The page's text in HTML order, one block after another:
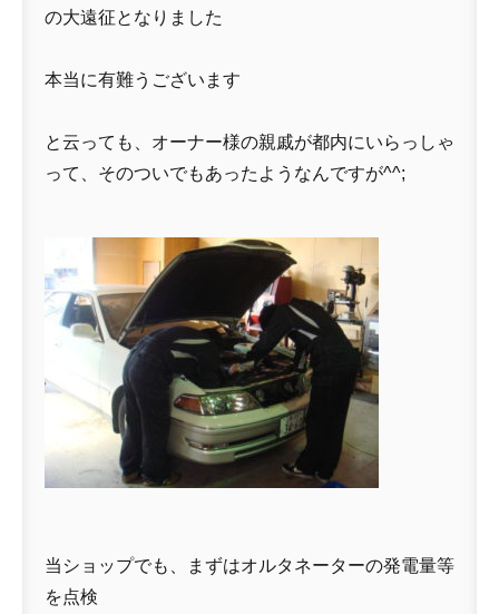
の大遠征となりました
本当に有難うございます
と云っても、オーナー様の親戚が都内にいらっしゃ
って、そのついでもあったようなんですが^^;
当ショップでも、まずはオルタネーターの発電量等
を点検